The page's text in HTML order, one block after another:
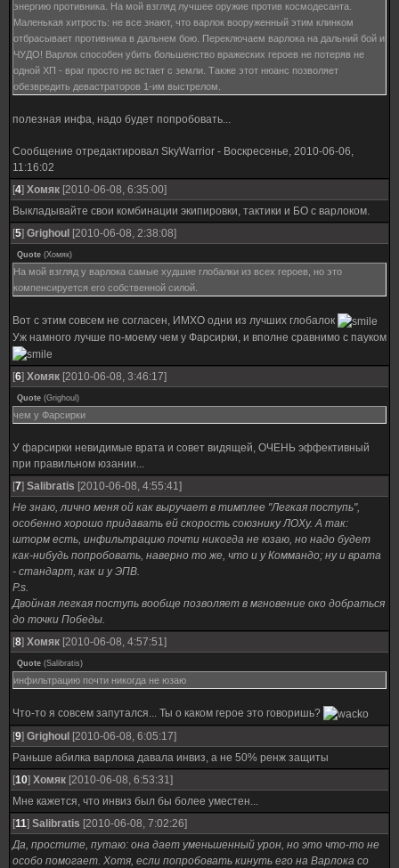
энергию противника. На мой взгляд лучшее оружие против космодесанта.
Маленькая хитрость: не все знают, что варлок вооруженный этим клинком
отбрасывает противника в дальнем бою. Переключаем варлока на дальний бой и
ЧУДО! Варлок способен убить большенство вражеских героев не потеряв не
одной ХП - враг просто не встает с земли. Также этот нюанс позволяет
обезвредить девастраторов 1-им выстрелом.
полезная инфа, надо будет попробовать...
Сообщение отредактировал SkyWarrior - Воскресенье, 2010-06-06,
11:16:02
[4] Хомяк [2010-06-08, 6:35:00]
Выкладывайте свои комбинации экипировки, тактики и БО с варлоком.
[5] Grighoul [2010-06-08, 2:38:08]
Quote (Хомяк)
На мой взгляд у варлока самые худшие глобалки из всех героев, но это
компенсируется его собственной силой.
Вот с этим совсем не согласен, ИМХО одни из лучших глобалок
Уж намного лучше по-моему чем у Фарсирки, и вполне сравнимо с пауком
[6] Хомяк [2010-06-08, 3:46:17]
Quote (Grighoul )
чем у Фарсирки
У фарсирки невидимые врата и совет видящей, ОЧЕНЬ эффективный
при правильном юзании...
[7] Salibratis [2010-06-08, 4:55:41]
Не знаю, лично меня ой как выручает в тимплее "Легкая поступь",
особенно хорошо придавать ей скорость союзнику ЛОХу. А так:
шторм есть, инфильтрацию почти никогда не юзаю, но надо будет
как-нибудь попробовать, наверно то же, что и у Коммандо; ну и врата
- стандарт, как и у ЭПВ.
P.s.
Двойная легкая поступь вообще позволяет в мгновение око добраться
до точки Победы.
[8] Хомяк [2010-06-08, 4:57:51]
Quote (Salibratis)
инфильтрацию почти никогда не юзаю
Что-то я совсем запутался... Ты о каком герое это говоришь?
[9] Grighoul [2010-06-08, 6:05:17]
Раньше абилка варлока давала инвиз, а не 50% ренж защиты
[10] Хомяк [2010-06-08, 6:53:31]
Мне кажется, что инвиз был бы более уместен...
[11] Salibratis [2010-06-08, 7:02:26]
Да, простите, путаю: она дает уменьшенный урон, но это что-то не
особо помогает. Хотя, если попробовать кинуть его на Варлока со